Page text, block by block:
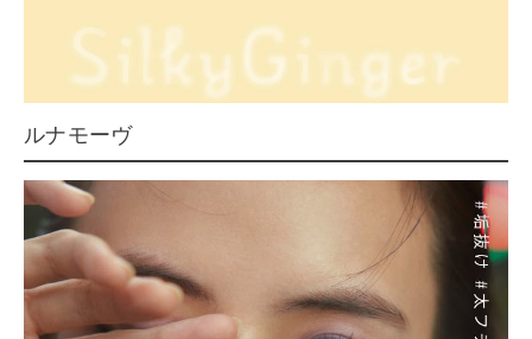
ルナモーヴ